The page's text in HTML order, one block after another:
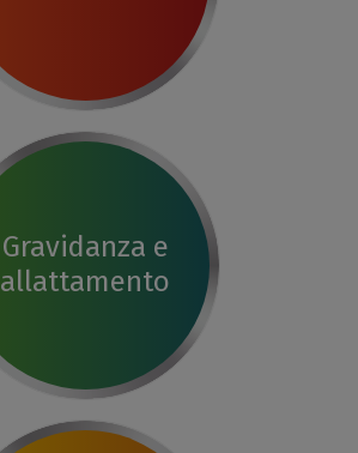
Gravidanza e
allattamento